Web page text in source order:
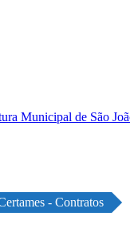
- Contratos